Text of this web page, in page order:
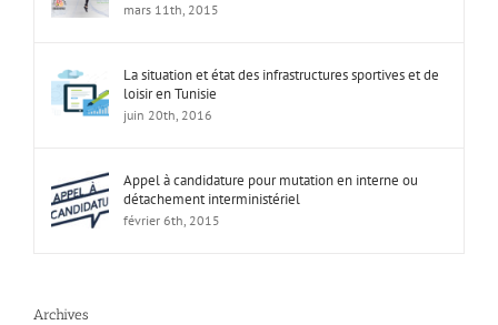
mars 11th, 2015
La situation et état des infrastructures sportives et de
loisir en Tunisie
juin 20th, 2016
Appel à candidature pour mutation en interne ou
détachement interministériel
février 6th, 2015
Archives